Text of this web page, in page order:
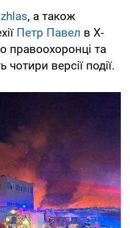
, а також
Петр Павел в X-
правоохоронці та
версії події.